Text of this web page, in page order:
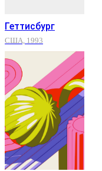
Геттисбург
США, 1993